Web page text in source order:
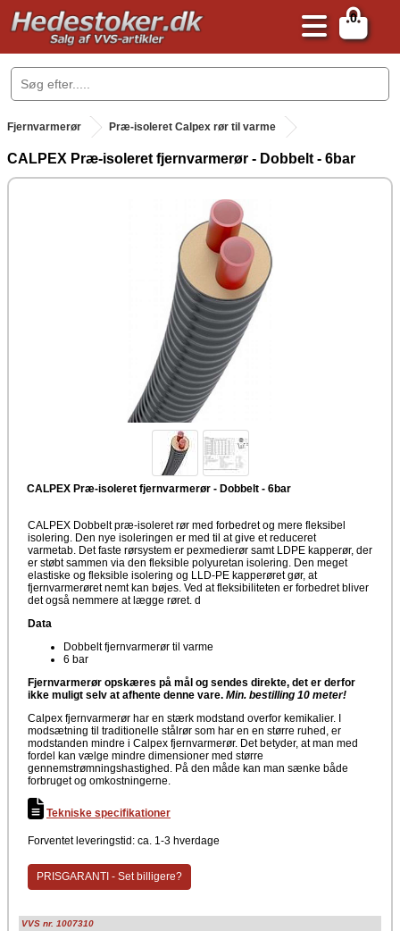
0
.
Fjernvarmerør Præ-isoleret Calpex rør til varme
CALPEX Præ-isoleret fjernvarmerør - Dobbelt - 6bar
CALPEX Præ-isoleret fjernvarmerør - Dobbelt - 6bar
CALPEX Dobbelt præ-isoleret rør med forbedret og mere fleksibel
isolering. Den nye isoleringen er med til at give et reduceret
varmetab. Det faste rørsystem er pexmedierør samt LDPE kapperør, der
er støbt sammen via den fleksible polyuretan isolering. Den meget
elastiske og fleksible isolering og LLD-PE kapperøret gør, at
fjernvarmerøret nemt kan bøjes. Ved at fleksibiliteten er forbedret bliver
det også nemmere at lægge røret. d
Data
Dobbelt fjernvarmerør til varme
6 bar
Fjernvarmerør opskæres på mål og sendes direkte, det er derfor
ikke muligt selv at afhente denne vare. Min. bestilling 10 meter!
Calpex fjernvarmerør har en stærk modstand overfor kemikalier. I
modsætning til traditionelle stålrør som har en en større ruhed, er
modstanden mindre i Calpex fjernvarmerør. Det betyder, at man med
fordel kan vælge mindre dimensioner med større
gennemstrømningshastighed. På den måde kan man sænke både
forbruget og omkostningerne.
Tekniske specifikationer
Forventet leveringstid: ca. 1-3 hverdage
PRISGARANTI - Set billigere?
VVS nr. 1007310